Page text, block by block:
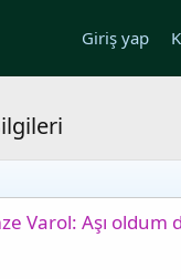
Giriş yap
Varol: Aşı